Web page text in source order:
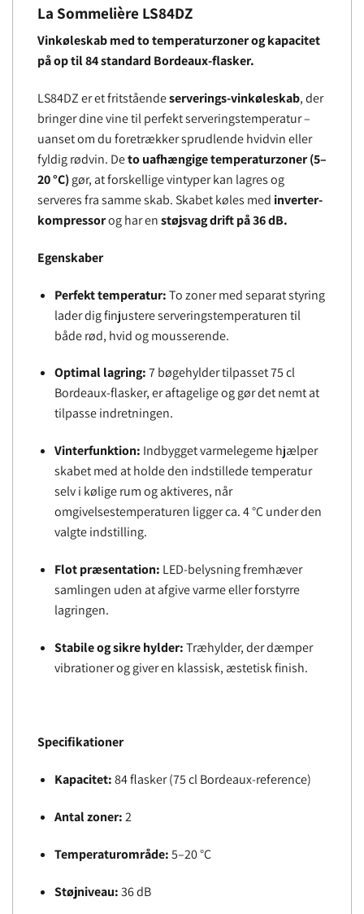
La Sommelière LS84DZ
Vinkøleskab med to temperaturzoner og kapacitet
på op til 84 standard Bordeaux-flasker.
LS84DZ er et fritståendeserverings-vinkøleskab, der
bringer dine vine til perfekt serveringstemperatur –
uanset om du foretrækker sprudlende hvidvin eller
fyldig rødvin. Deto uafhængige temperaturzoner (5–
20 °C)gør, at forskellige vintyper kan lagres og
serveres fra samme skab. Skabet køles med inverter-
kompressorog har enstøjsvag drift på 36 dB.
Egenskaber
Perfekt temperatur:To zoner med separat styring
lader dig finjustere serveringstemperaturen til
både rød, hvid og mousserende.
Optimal lagring:7 bøgehylder tilpasset 75 cl
Bordeaux-flasker, er aftagelige og gør det nemt at
tilpasse indretningen.
Vinterfunktion: Indbygget varmelegeme hjælper
skabet med at holde den indstillede temperatur
selv i kølige rum og aktiveres, når
omgivelsestemperaturen ligger ca. 4 °C under den
valgte indstilling.
Flot præsentation: LED-belysning fremhæver
samlingen uden at afgive varme eller forstyrre
lagringen.
Stabile og sikre hylder:Træhylder, der dæmper
vibrationer og giver en klassisk, æstetisk finish.
Specifikationer
Kapacitet:84 flasker (75 cl Bordeaux-reference)
Antal zoner:2
Temperaturområde:5–20 °C
Støjniveau:36 dB